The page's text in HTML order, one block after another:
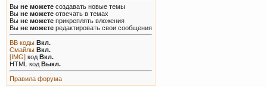
Вы не можете создавать новые темы
Вы не можете отвечать в темах
Вы не можете прикреплять вложения
Вы не можете редактировать свои сообщения
BB коды Вкл.
Смайлы Вкл.
[IMG] код Вкл.
HTML код Выкл.
Правила форума